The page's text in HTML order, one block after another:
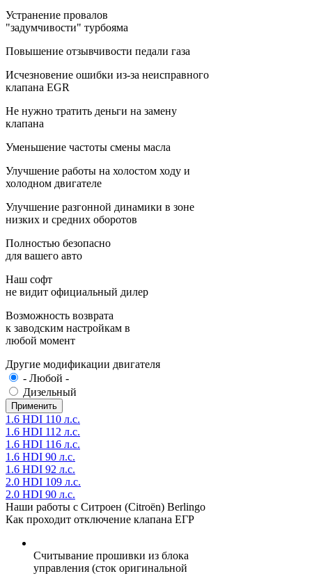
Устранение провалов
"задумчивости" турбояма
Повышение отзывчивости педали газа
Исчезновение ошибки из-за неисправного
клапана EGR
Не нужно тратить деньги на замену
клапана
Уменьшение частоты смены масла
Улучшение работы на холостом ходу и
холодном двигателе
Улучшение разгонной динамики в зоне
низких и средних оборотов
Полностью безопасно
для вашего авто
Наш софт
не видит официальный дилер
Возможность возврата
к заводским настройкам в
любой момент
Другие модификации двигателя
- Любой -
Дизельный
1.6 HDI 110 л.с.
1.6 HDI 112 л.с.
1.6 HDI 116 л.с.
1.6 HDI 90 л.с.
1.6 HDI 92 л.с.
2.0 HDI 109 л.с.
2.0 HDI 90 л.с.
Наши работы с Ситроен (Citroën) Berlingo
Как проходит отключение клапана ЕГР
Считывание прошивки из блока
управления (сток оригинальной